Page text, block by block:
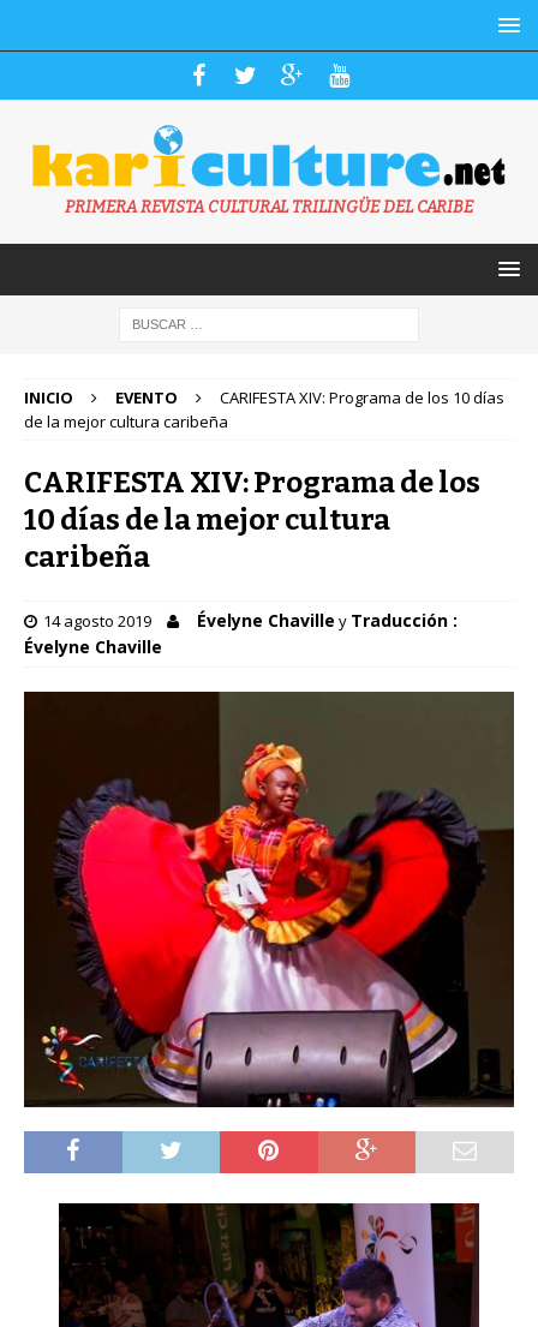
PRIMERA REVISTA CULTURAL TRILINGÜE DEL CARIBE
INICIO EVENTO
CARIFESTA XIV: Programa de los 10 días
de la mejor cultura caribeña
CARIFESTA XIV: Programa de los
10 días de la mejor cultura
caribeña
14 agosto 2019 Évelyne Chaville y Traducción :
Évelyne Chaville